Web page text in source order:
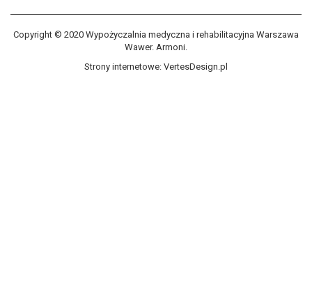
Copyright © 2020 Wypożyczalnia medyczna i rehabilitacyjna Warszawa
Wawer. Armoni.
Strony internetowe: VertesDesign.pl